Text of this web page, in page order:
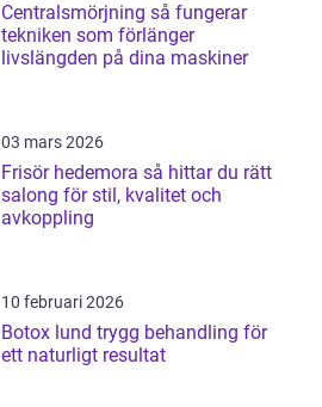
Centralsmörjning så fungerar
tekniken som förlänger
livslängden på dina maskiner
03 mars 2026
Frisör hedemora så hittar du rätt
salong för stil, kvalitet och
avkoppling
10 februari 2026
Botox lund trygg behandling för
ett naturligt resultat